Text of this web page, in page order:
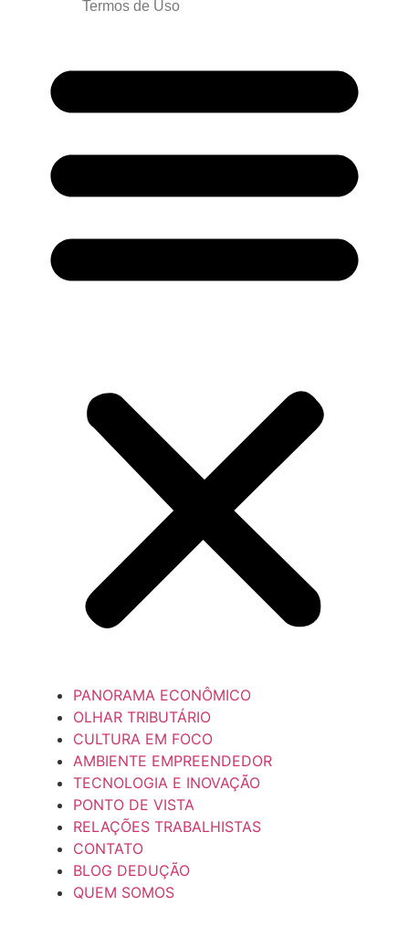
Termos de Uso
PANORAMA ECONÔMICO
OLHAR TRIBUTÁRIO
CULTURA EM FOCO
AMBIENTE EMPREENDEDOR
TECNOLOGIA E INOVAÇÃO
PONTO DE VISTA
RELAÇÕES TRABALHISTAS
CONTATO
BLOG DEDUÇÃO
QUEM SOMOS